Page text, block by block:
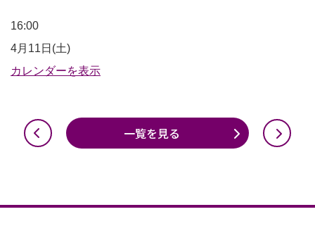
明
治
安
構
16:00
4月11日(土)
カレンダーを表示
一覧を見る